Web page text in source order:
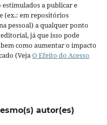
estimulados a publicar e
(ex.: em repositórios
pessoal) a qualquer ponto
já que isso pode
como aumentar o impacto
(VejaO Efeito do Acesso
autor(es)